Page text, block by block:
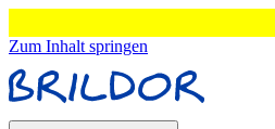
Zum Inhalt springen